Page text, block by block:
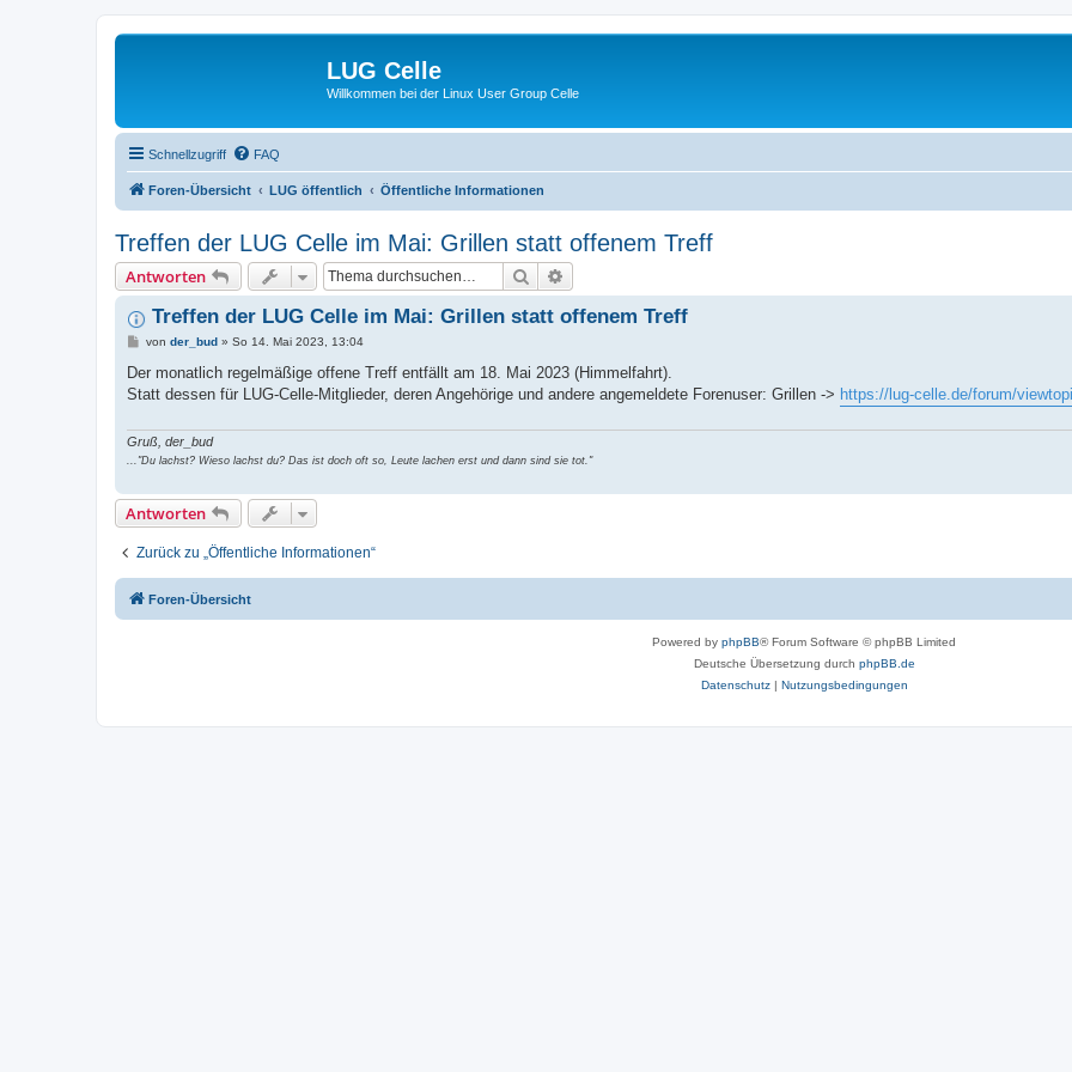
LUG Celle
Willkommen bei der Linux User Group Celle
Schnellzugriff FAQ
Foren-Übersicht LUG öffentlich Öffentliche Informationen
Treffen der LUG Celle im Mai: Grillen statt offenem Treff
Antworten Suche
Treffen der LUG Celle im Mai: Grillen statt offenem Treff
B
i
r
von der_bud» So 14. Mai 2023, 13:04
Der monatlich regelmäßige offene Treff entfällt am 18. Mai 2023 (Himmelfahrt).
Statt dessen für LUG-Celle-Mitglieder, deren Angehörige und andere angemeldete Forenuser: Grillen -> https://lug-celle.de/forum/
Gruß, der_bud
..."Du lachst? Wieso lachst du? Das ist doch oft so, Leute lachen erst und dann sind sie tot."
Antworten
Zurück zu „Öffentliche Informationen“
Foren-Übersicht
Powered by phpBB® Forum Software © phpBB Limited
Deutsche Übersetzung durch phpBB.de
Datenschutz| Nutzungsbedingungen